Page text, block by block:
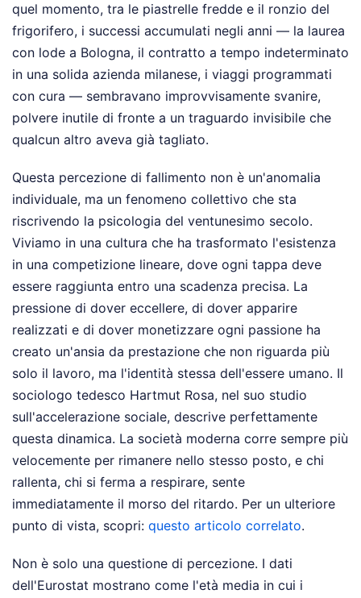
quel momento, tra le piastrelle fredde e il ronzio del
frigorifero, i successi accumulati negli anni — la laurea
con lode a Bologna, il contratto a tempo indeterminato
in una solida azienda milanese, i viaggi programmati
con cura — sembravano improvvisamente svanire,
polvere inutile di fronte a un traguardo invisibile che
qualcun altro aveva già tagliato.
Questa percezione di fallimento non è un'anomalia
individuale, ma un fenomeno collettivo che sta
riscrivendo la psicologia del ventunesimo secolo.
Viviamo in una cultura che ha trasformato l'esistenza
in una competizione lineare, dove ogni tappa deve
essere raggiunta entro una scadenza precisa. La
pressione di dover eccellere, di dover apparire
realizzati e di dover monetizzare ogni passione ha
creato un'ansia da prestazione che non riguarda più
solo il lavoro, ma l'identità stessa dell'essere umano. Il
sociologo tedesco Hartmut Rosa, nel suo studio
sull'accelerazione sociale, descrive perfettamente
questa dinamica. La società moderna corre sempre più
velocemente per rimanere nello stesso posto, e chi
rallenta, chi si ferma a respirare, sente
immediatamente il morso del ritardo. Per un ulteriore
punto di vista, scopri: questo articolo correlato.
Non è solo una questione di percezione. I dati
dell'Eurostat mostrano come l'età media in cui i